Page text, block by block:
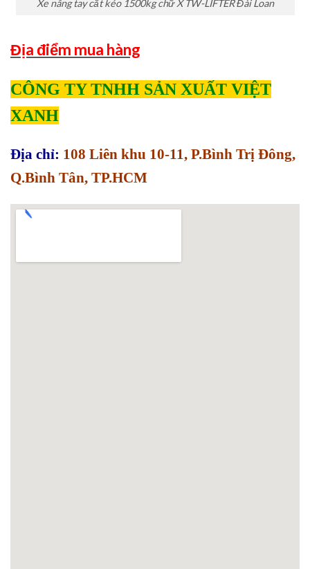
Xe nâng tay cắt kéo 1500kg chữ X TW-LIFTER Đài Loan
Địa điểm mua hàng
CÔNG TY TNHH SẢN XUẤT VIỆT
XANH
Địa chỉ: 108 Liên khu 10-11, P.Bình Trị Đông,
Q.Bình Tân, TP.HCM